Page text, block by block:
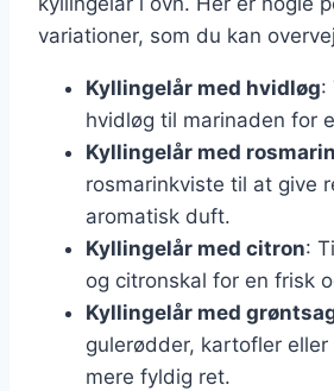
variationer, som du kan
Kyllingelår med hvidløg:
hvidløg til marinaden for
Kyllingelår med rosmarin
rosmarinkviste til at give
aromatisk duft.
Kyllingelår med citron:
og citronskal for en frisk
Kyllingelår med
gulerødder, kartofler
mere fyldig ret.